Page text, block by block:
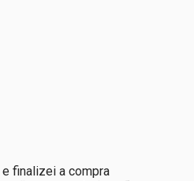
finalizei a compra